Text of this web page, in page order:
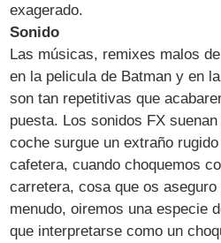
exagerado.
Sonido
Las músicas, remixes malos
en la pelicula de Batman y en
son tan repetitivas que
puesta. Los sonidos FX
coche surgue un extraño
cafetera, cuando choquemos
carretera, cosa que os
menudo, oiremos una especie
que interpretarse como un